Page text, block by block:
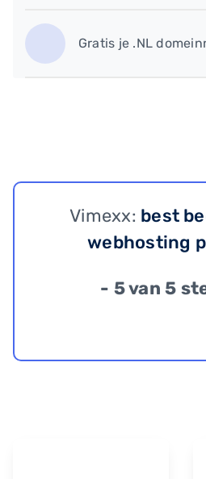
Gratis je .NL
Vimexx: best
webhosting
- 5 van 5